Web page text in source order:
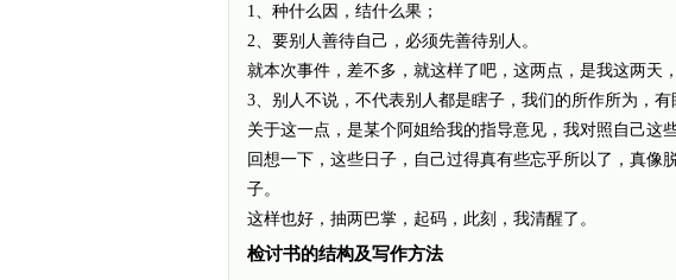
1、种什么因，结什么果；
2、要别人善待自己，必须先善待别人。
就本次事件，差不多，就这样了吧，这两点，是我这两天
3、别人不说，不代表别人都是瞎子，我们的所作所为，有
关于这一点，是某个阿姐给我的指导意见，我对照自己这
回想一下，这些日子，自己过得真有些忘乎所以了，真像
子。
这样也好，抽两巴掌，起码，此刻，我清醒了。
检讨书的结构及写作方法